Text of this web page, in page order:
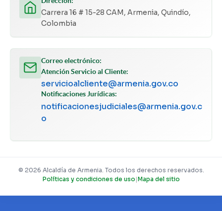
Carrera 16 # 15-28 CAM, Armenia, Quindío,
Colombia
Correo electrónico:
Atención Servicio al Cliente:
servicioalcliente@armenia.gov.co
Notificaciones Jurídicas:
notificacionesjudiciales@armenia.gov.c
o
© 2026 Alcaldía de Armenia. Todos los derechos reservados.
Políticas y condiciones de uso |Mapa del sitio